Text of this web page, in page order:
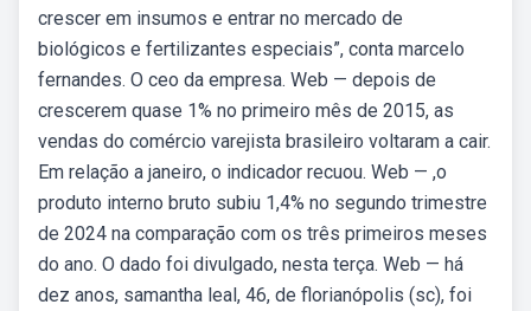
crescer em insumos e entrar no mercado de
biológicos e fertilizantes especiais”, conta marcelo
fernandes. O ceo da empresa. Web — depois de
crescerem quase 1% no primeiro mês de 2015, as
vendas do comércio varejista brasileiro voltaram a cair.
Em relação a janeiro, o indicador recuou. Web — ,o
produto interno bruto subiu 1,4% no segundo trimestre
de 2024 na comparação com os três primeiros meses
do ano. O dado foi divulgado, nesta terça. Web — há
dez anos, samantha leal, 46, de florianópolis (sc), foi